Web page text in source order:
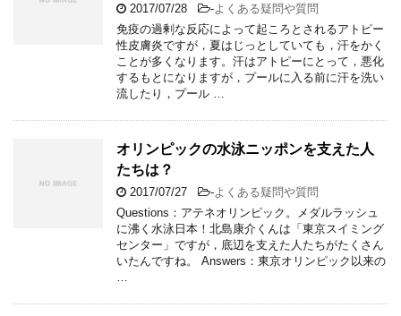
2017/07/28 -よくある疑問や質問
免疫の過剰な反応によって起ころとされるアトピー
性皮膚炎ですが，夏はじっとしていても，汗をかく
ことが多くなります。汗はアトピーにとって，悪化
するもとになりますが，プールに入る前に汗を洗い
流したり，プール …
オリンピックの水泳ニッポンを支えた人
たちは？
2017/07/27 -よくある疑問や質問
Questions：アテネオリンピック。メダルラッシュ
に沸く水泳日本！北島康介くんは「東京スイミング
センター」ですが，底辺を支えた人たちがたくさん
いたんですね。 Answers：東京オリンピック以来の